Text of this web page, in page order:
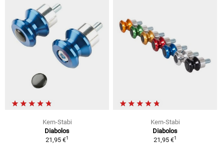
Kern-Stabi
Diabolos
21,95 €1
Kern-Stabi
Diabolos
21,95 €1